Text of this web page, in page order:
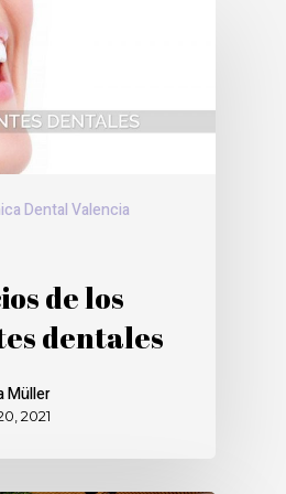
Dental Valencia
de los
dentales
Müller
2021